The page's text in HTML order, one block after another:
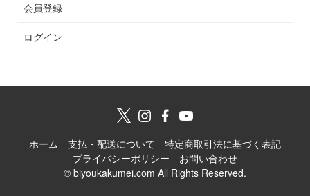
会員登録
ログイン
ホーム 支払・配送について
特定商取引法に基づく表記
プライバシーポリシー
お問い合わせ
© biyoukakumei.com All Rights Reserved.